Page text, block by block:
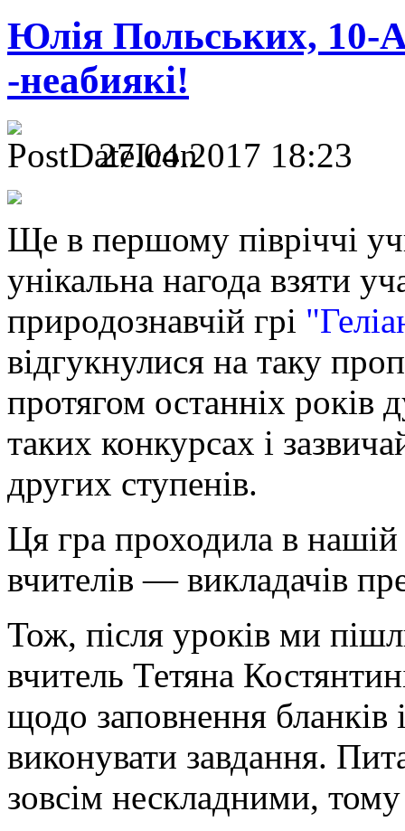
Юлія Польських, 10-
-неабиякі!
27.04.2017 18:23
Ще в першому півріччі
унікальна нагода взяти
природознавчій грі
відгукнулися на таку
протягом останніх років
таких конкурсах і
других ступенів.
Ця гра проходила в
вчителів — викладачів
Тож, після уроків ми
вчитель Тетяна
щодо заповнення
виконувати завдання.
зовсім нескладними,